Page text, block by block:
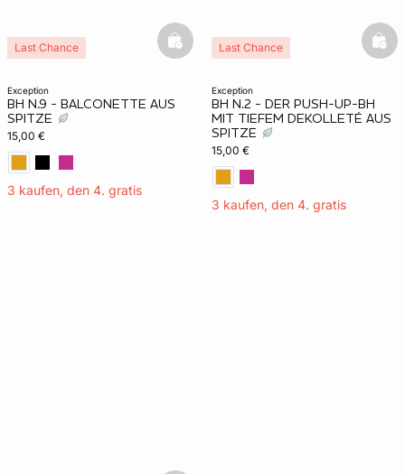
exception
BH N.9 - BALCONETTE AUS
SPITZE
15,00 €
3 kaufen, den 4. gratis
Last Chance basketfull
exception
BH N.2 - DER PUSH-UP-BH
MIT TIEFEM DEKOLLETÉ AUS
SPITZE
15,00 €
3 kaufen, den 4. gratis
Last Chance